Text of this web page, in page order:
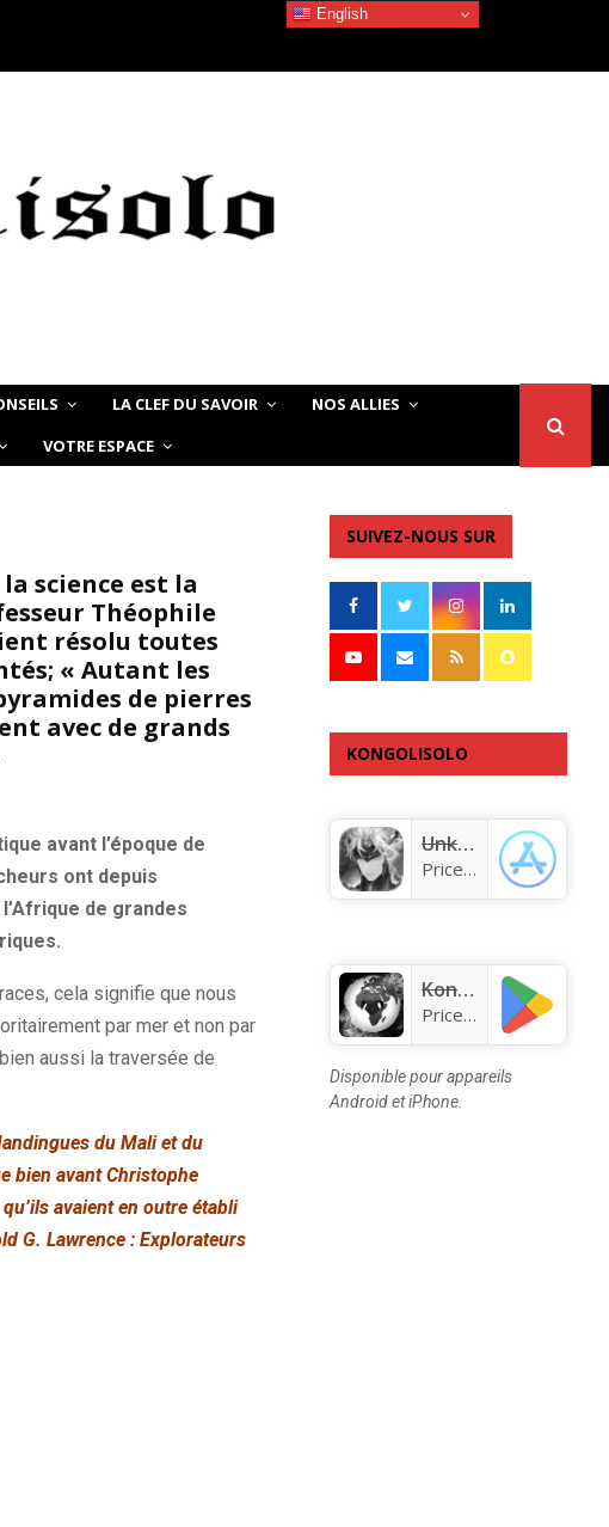
LA CLEF DU SAVOIR
NOS ALLIES
VOTRE ESPACE
science est la
Théophile
résolu toutes
« Autant les
de pierres
avec de grands
avant l’époque de
ont depuis
de grandes
cela signifie que nous
par mer et non par
aussi la traversée de
du Mali et du
bien avant Christophe
avaient en outre établi
G. Lawrence : Explorateurs
SUIVEZ-NOUS SUR
KONGOLISOLO
Unknown app
Price:Free
KongoLisolo
Price:Free
Disponible pour appareils
Android et iPhone.
English